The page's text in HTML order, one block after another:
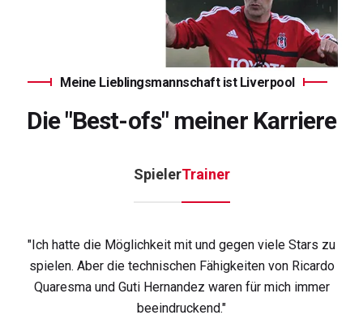
Meine Lieblingsmannschaft ist Liverpool
Die "Best-ofs" meiner Karriere
SpielerTrainer
"Ich hatte die Möglichkeit mit und gegen viele Stars zu
spielen. Aber die technischen Fähigkeiten von Ricardo
Quaresma und Guti Hernandez waren für mich immer
beeindruckend."